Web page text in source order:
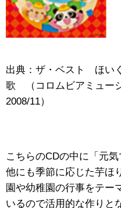
出典：ザ・ベスト ほい
歌 （コロムビアミュー
2008/11）
こちらのCDの中に「元
他にも季節に応じた芋ほ
園や幼稚園の行事をテー
いるので活用的な作りと